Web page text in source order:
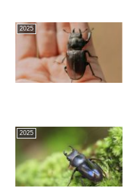
2025
2025